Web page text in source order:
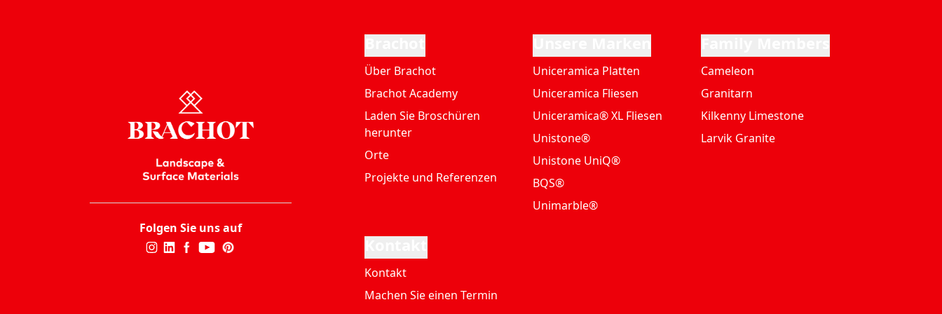
Folgen Sie uns auf
Über Brachot
Brachot Academy
Laden Sie Broschüren
herunter
Orte
Projekte und Referenzen
Uniceramica Platten
Uniceramica Fliesen
Uniceramica® XL Fliesen
Unistone®
Unistone UniQ®
BQS®
Unimarble®
Cameleon
Granitarn
Kilkenny Limestone
Larvik Granite
Kontakt
Machen Sie einen Termin